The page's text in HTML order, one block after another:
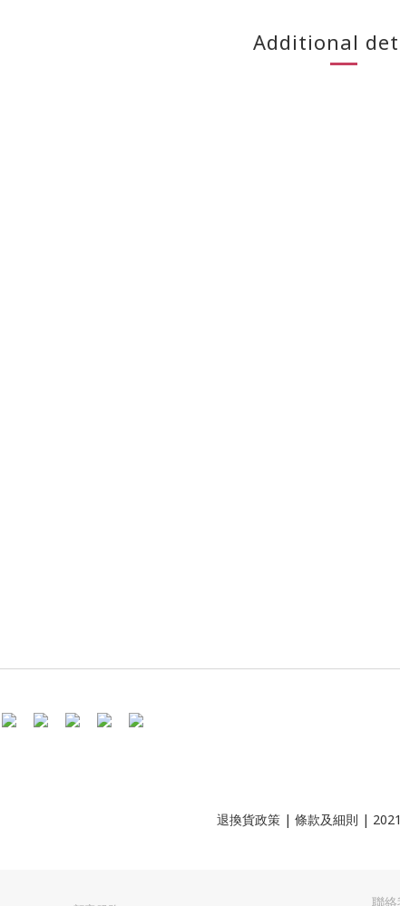
Additional
退換貨政策 | 條款及細則 |
聯絡